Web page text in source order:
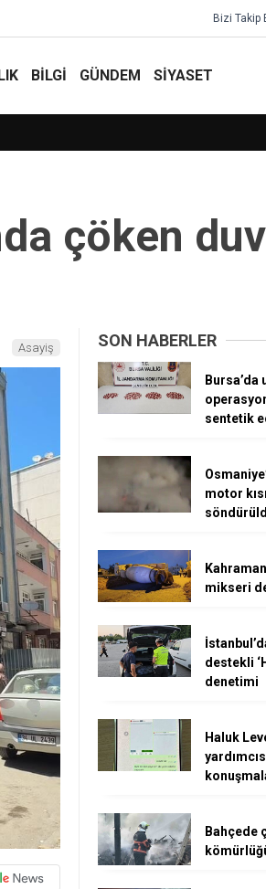
Bizi Takip
BİLGİ GÜNDEM SİYASET
çöken
Asayiş SON HABERLER
Bursa’da
sentetik
motor
mikseri
destekli
denetimi
Haluk
Bahçede